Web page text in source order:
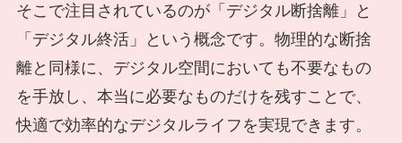
そこで注目されているのが「デジタル断捨離」と
「デジタル終活」という概念です。物理的な断捨
離と同様に、デジタル空間においても不要なもの
を手放し、本当に必要なものだけを残すことで、
快適で効率的なデジタルライフを実現できます。